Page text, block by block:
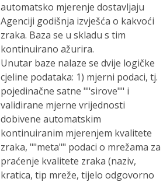
automatsko mjerenje dostavljaju
Agenciji godišnja izvješća o kakvoći
zraka. Baza se u skladu s tim
kontinuirano ažurira.
Unutar baze nalaze se dvije logičke
cjeline podataka: 1) mjerni podaci, tj.
pojedinačne satne ""sirove"" i
validirane mjerne vrijednosti
dobivene automatskim
kontinuiranim mjerenjem kvalitete
zraka, ""meta"" podaci o mrežama za
praćenje kvalitete zraka (naziv,
kratica, tip mreže, tijelo odgovorno